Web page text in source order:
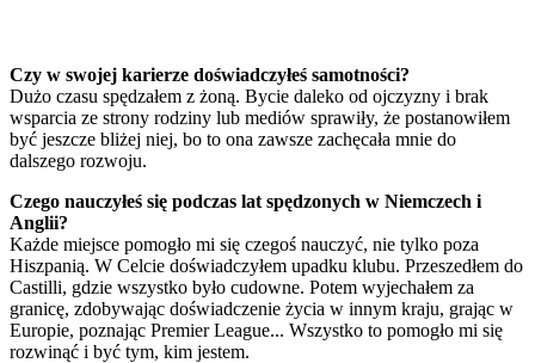
Czy w swojej karierze doświadczyłeś samotności?
Dużo czasu spędzałem z żoną. Bycie daleko od ojczyzny i brak
wsparcia ze strony rodziny lub mediów sprawiły, że postanowiłem
być jeszcze bliżej niej, bo to ona zawsze zachęcała mnie do
dalszego rozwoju.
Czego nauczyłeś się podczas lat spędzonych w Niemczech i
Anglii?
Każde miejsce pomogło mi się czegoś nauczyć, nie tylko poza
Hiszpanią. W Celcie doświadczyłem upadku klubu. Przeszedłem do
Castilli, gdzie wszystko było cudowne. Potem wyjechałem za
granicę, zdobywając doświadczenie życia w innym kraju, grając w
Europie, poznając Premier League... Wszystko to pomogło mi się
rozwinąć i być tym, kim jestem.